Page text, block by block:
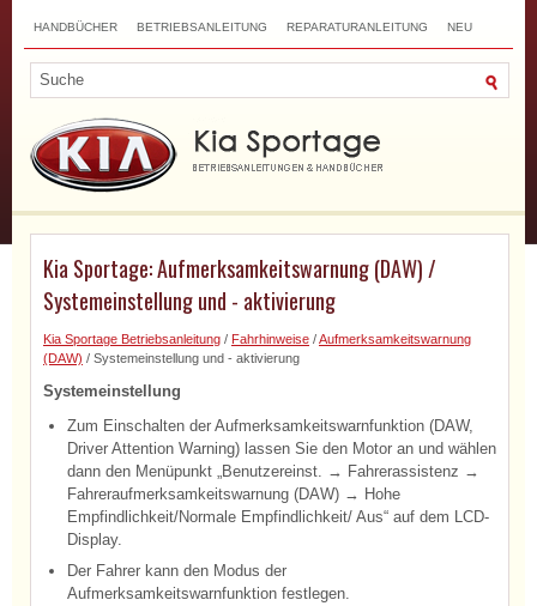
HANDBÜCHER BETRIEBSANLEITUNG REPARATURANLEITUNG NEU
Kia Sportage: Aufmerksamkeitswarnung (DAW) /
Systemeinstellung und - aktivierung
Kia Sportage Betriebsanleitung / Fahrhinweise /Aufmerksamkeitswarnung
(DAW) / Systemeinstellung und - aktivierung
Systemeinstellung
Zum Einschalten der Aufmerksamkeitswarnfunktion (DAW,
Driver Attention Warning) lassen Sie den Motor an und wählen
dann den Menüpunkt „Benutzereinst. → Fahrerassistenz →
Fahreraufmerksamkeitswarnung (DAW) → Hohe
Empfindlichkeit/Normale Empfindlichkeit/ Aus“ auf dem LCD-
Display.
Der Fahrer kann den Modus der
Aufmerksamkeitswarnfunktion festlegen.